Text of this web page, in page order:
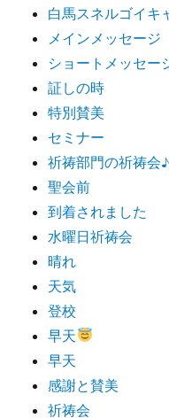
白馬スネルゴイキ
メインメッセージ
ショートメッセー
証しの時
特別賛美
セミナー
祈祷部門の祈祷
聖会前
到着されました
水曜日祈祷会
晴れ
天気
登校
早天
早天
感謝と賛美
祈祷会